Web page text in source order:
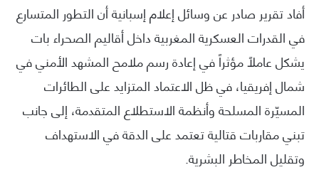
أفاد تقرير صادر عن وسائل إعلام إسبانية أن التطور المتسارع
في القدرات العسكرية المغربية داخل أقاليم الصحراء بات
يشكل عاملاً مؤثراً في إعادة رسم ملامح المشهد الأمني في
شمال إفريقيا، في ظل الاعتماد المتزايد على الطائرات
المسيّرة المسلحة وأنظمة الاستطلاع المتقدمة، إلى جانب
تبني مقاربات قتالية تعتمد على الدقة في الاستهداف
وتقليل المخاطر البشرية.